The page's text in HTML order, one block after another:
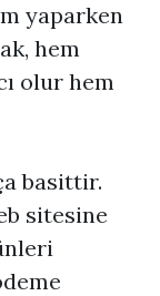
yaparken
hem
olur hem
basittir.
sitesine